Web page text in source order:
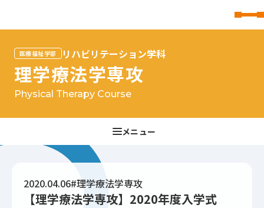
医療福祉学部 リハビリテーション学科
理学療法学専攻
Physical Therapy Course
2020.04.06#理学療法学専攻
【理学療法学専攻】2020年度入学式